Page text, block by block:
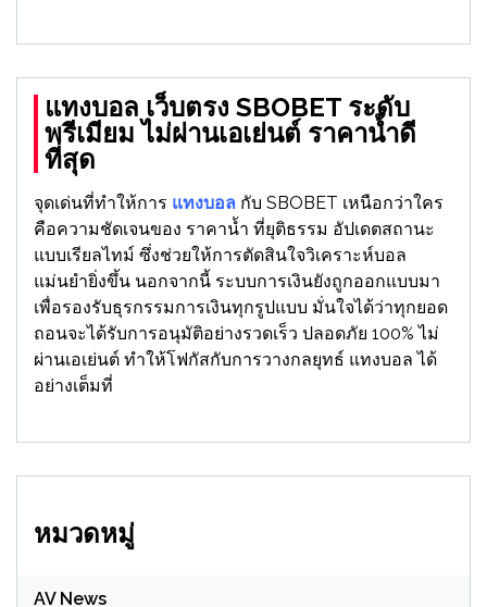
แทงบอล เว็บตรง SBOBET ระดับ
พรีเมียม ไม่ผ่านเอเย่นต์ ราคาน้ำดี
ที่สุด
จุดเด่นที่ทำให้การ แทงบอล กับ SBOBET เหนือกว่าใคร
คือความชัดเจนของ ราคาน้ำ ที่ยุติธรรม อัปเดตสถานะ
แบบเรียลไทม์ ซึ่งช่วยให้การตัดสินใจวิเคราะห์บอล
แม่นยำยิ่งขึ้น นอกจากนี้ ระบบการเงินยังถูกออกแบบมา
เพื่อรองรับธุรกรรมการเงินทุกรูปแบบ มั่นใจได้ว่าทุกยอด
ถอนจะได้รับการอนุมัติอย่างรวดเร็ว ปลอดภัย 100% ไม่
ผ่านเอเย่นต์ ทำให้โฟกัสกับการวางกลยุทธ์ แทงบอล ได้
อย่างเต็มที่
หมวดหมู่
AV News